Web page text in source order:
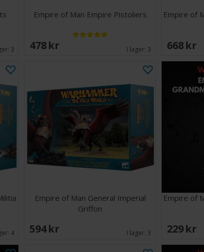
3
Empire of Man Empire Pistoliers
478 SEK I lager: 3
Empire of
668 SEK
4
Empire of Man General Imperial
Griffon
594 SEK I lager: 3
Empire of
229 SEK